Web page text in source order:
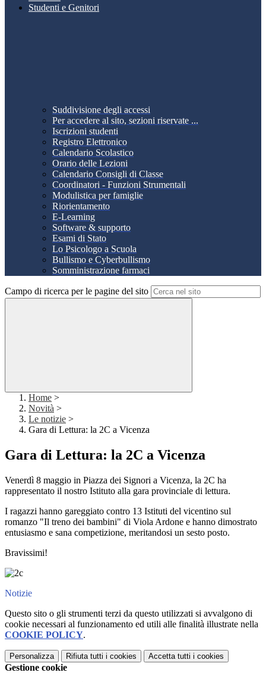
Studenti e Genitori
Suddivisione degli accessi
Per accedere al sito, sezioni riservate ...
Iscrizioni studenti
Registro Elettronico
Calendario Scolastico
Orario delle Lezioni
Calendario Consigli di Classe
Coordinatori - Funzioni Strumentali
Modulistica per famiglie
Riorientamento
E-Learning
Software & supporto
Esami di Stato
Lo Psicologo a Scuola
Bullismo e Cyberbullismo
Somministrazione farmaci
Campo di ricerca per le pagine del sito
Home >
Novità >
Le notizie >
Gara di Lettura: la 2C a Vicenza
Gara di Lettura: la 2C a Vicenza
Venerdì 8 maggio in Piazza dei Signori a Vicenza, la 2C ha
rappresentato il nostro Istituto alla gara provinciale di lettura.
I ragazzi hanno gareggiato contro 13 Istituti del vicentino sul
romanzo "Il treno dei bambini" di Viola Ardone e hanno dimostrato
entusiasmo e sana competizione, meritandosi un sesto posto.
Bravissimi!
Notizie
Questo sito o gli strumenti terzi da questo utilizzati si avvalgono di
cookie necessari al funzionamento ed utili alle finalità illustrate nella
COOKIE POLICY.
Personalizza Rifiuta tutti i cookies Accetta tutti i cookies
Gestione cookie